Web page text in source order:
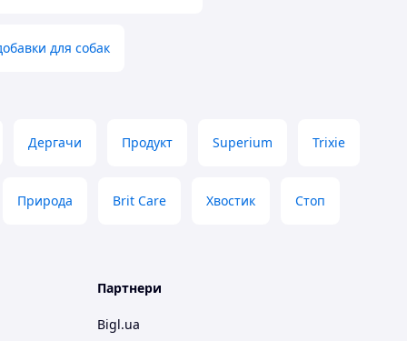
для собак
Дергачи Продукт Superium Trixie
Природа Brit Care Хвостик Стоп
Партнери
Bigl.ua